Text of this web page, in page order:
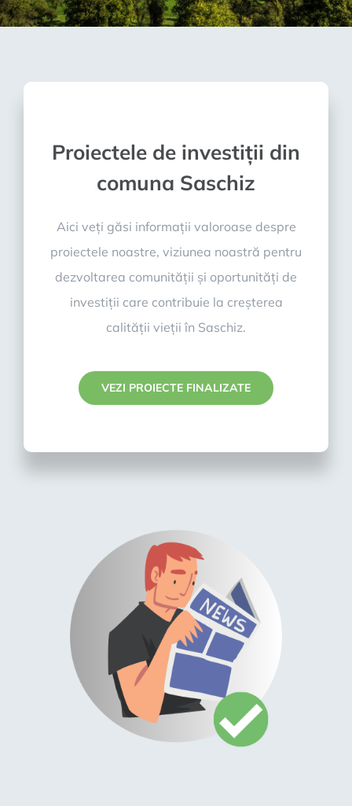
Proiectele de investiții din
comuna Saschiz
Aici veți găsi informații valoroase despre
proiectele noastre, viziunea noastră pentru
dezvoltarea comunității și oportunități de
investiții care contribuie la creșterea
calității vieții în Saschiz.
VEZI PROIECTE FINALIZATE